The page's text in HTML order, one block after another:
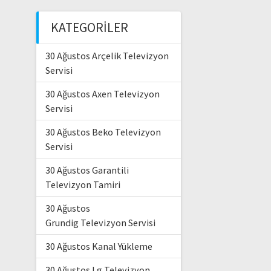
KATEGORILER
30 Ağustos Arçelik Televizyon
Servisi
30 Ağustos Axen Televizyon
Servisi
30 Ağustos Beko Televizyon
Servisi
30 Ağustos Garantili
Televizyon Tamiri
30 Ağustos
Grundig Televizyon Servisi
30 Ağustos Kanal Yükleme